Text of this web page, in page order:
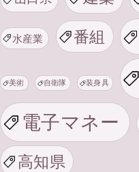
水産業 番組
美術 自衛隊 装身具
電子マネー
高知県